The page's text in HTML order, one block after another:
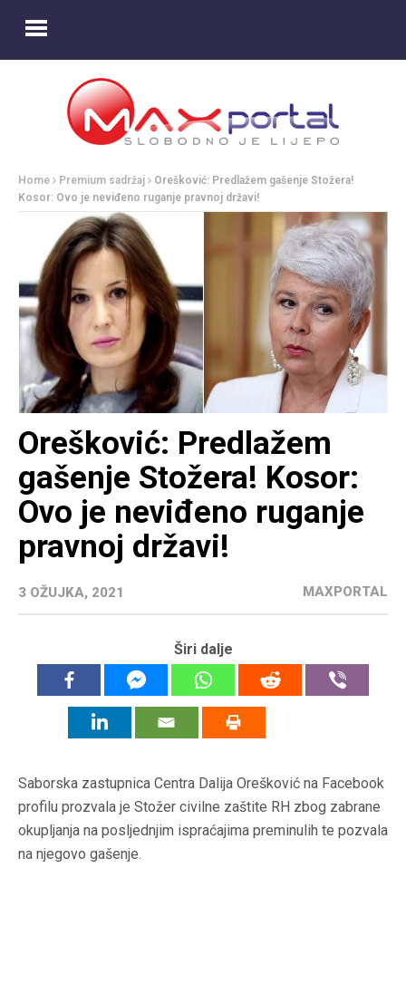
Home Premium sadržaj
Orešković: Predlažem gašenje Stožera!
Kosor: Ovo je neviđeno ruganje pravnoj državi!
Orešković: Predlažem
gašenje Stožera! Kosor:
Ovo je neviđeno ruganje
pravnoj državi!
3 OŽUJKA, 2021 MAXPORTAL
Širi dalje
Saborska zastupnica Centra Dalija Orešković na Facebook
profilu prozvala je Stožer civilne zaštite RH zbog zabrane
okupljanja na posljednjim ispraćajima preminulih te pozvala
na njegovo gašenje.